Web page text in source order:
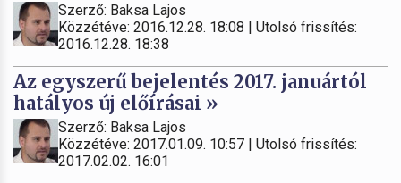
Szerző: Baksa Lajos
Közzétéve: 2016.12.28. 18:08 | Utolsó frissítés:
2016.12.28. 18:38
Az egyszerű bejelentés 2017. januártól
hatályos új előírásai »
Szerző: Baksa Lajos
Közzétéve: 2017.01.09. 10:57 | Utolsó frissítés:
2017.02.02. 16:01